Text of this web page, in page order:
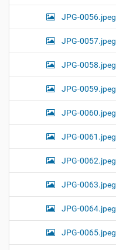
JPG-0056.jpeg
JPG-0057.jpeg
JPG-0058.jpeg
JPG-0059.jpeg
JPG-0060.jpeg
JPG-0061.jpeg
JPG-0062.jpeg
JPG-0063.jpeg
JPG-0064.jpeg
JPG-0065.jpeg